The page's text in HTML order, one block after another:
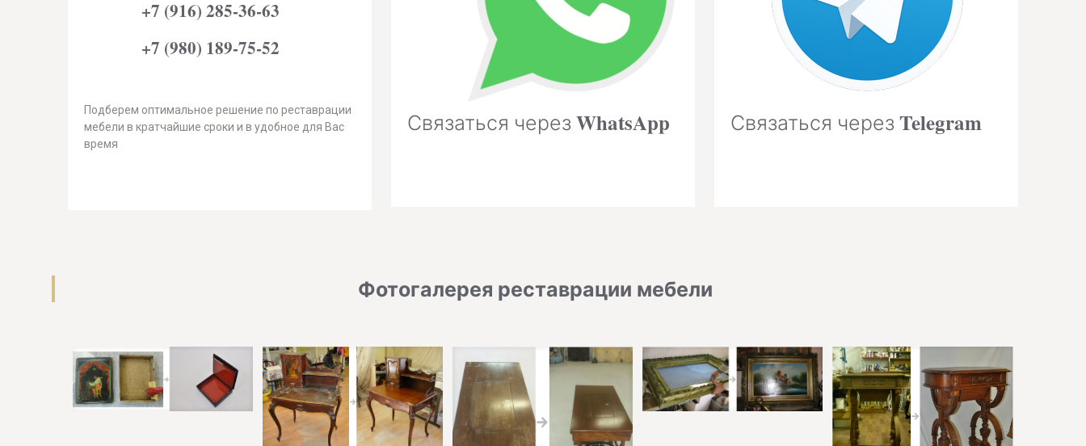
+7 (916) 285-36-63
+7 (980) 189-75-52
Подберем оптимальное решение по реставрации
мебели в кратчайшие сроки и в удобное для Вас
время
Связаться через WhatsApp Связаться через Telegram
Фотогалерея реставрации мебели